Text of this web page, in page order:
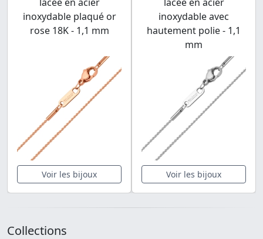
inoxydable plaqué or
rose 18K - 1,1 mm
Voir les bijoux
inoxydable avec
hautement polie - 1,1
mm
Voir les bijoux
Collections